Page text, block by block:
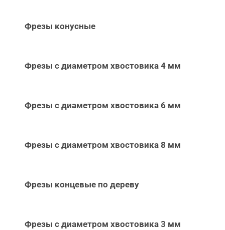
Фрезы конусные
Фрезы с диаметром хвостовика 4 мм
Фрезы с диаметром хвостовика 6 мм
Фрезы с диаметром хвостовика 8 мм
Фрезы концевые по дереву
Фрезы с диаметром хвостовика 3 мм